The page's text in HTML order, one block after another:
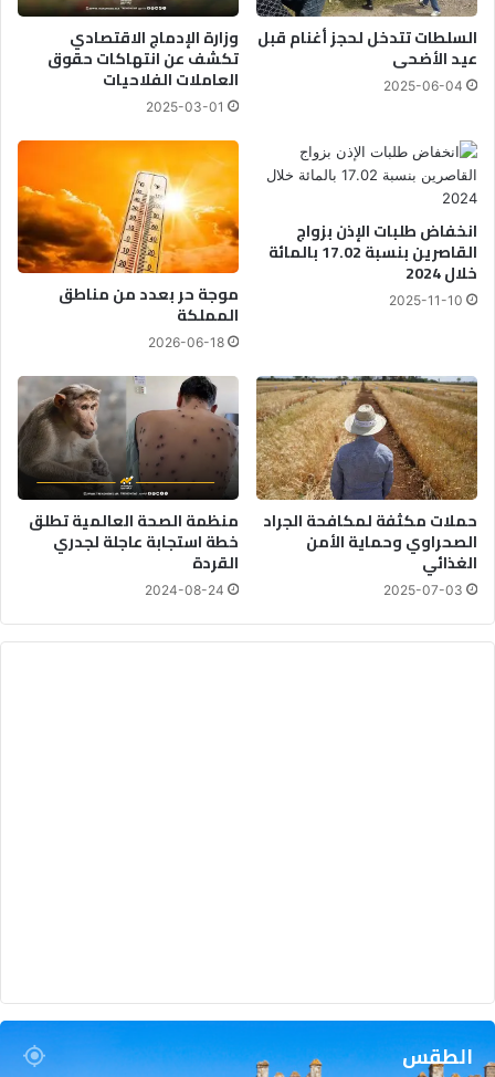
السلطات تتدخل لحجز أغنام قبل
عيد الأضحى
2025-06-04
وزارة الإدماج الاقتصادي
تكشف عن انتهاكات حقوق
العاملات الفلاحيات
2025-03-01
انخفاض طلبات الإذن بزواج
القاصرين بنسبة 17.02 بالمائة
خلال 2024
2025-11-10 موجة حر بعدد من مناطق
المملكة
2026-06-18
حملات مكثفة لمكافحة الجراد
الصحراوي وحماية الأمن
الغذائي
2025-07-03
منظمة الصحة العالمية تطلق
خطة استجابة عاجلة لجدري
القردة
2024-08-24
الطقس